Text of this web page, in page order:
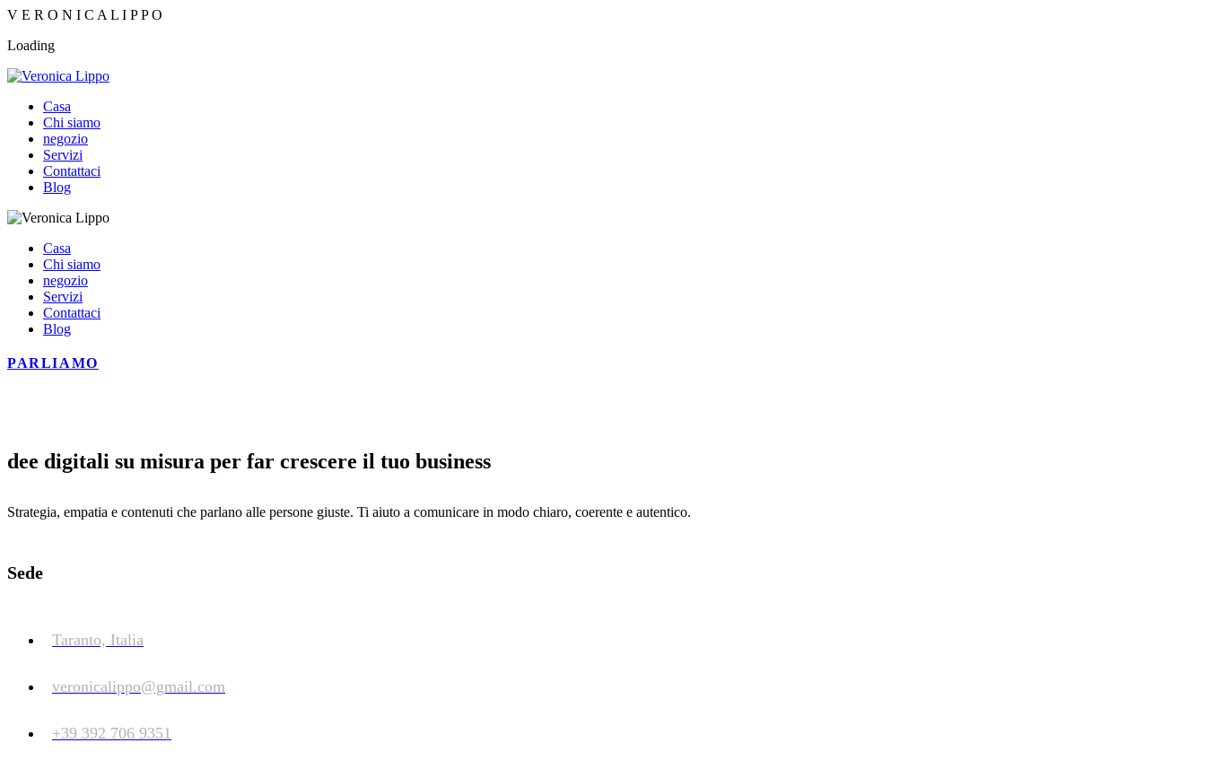
V E R O N I C A L I PPO
Loading
Casa
Chi siamo
negozio
Servizi
Contattaci
Blog
Casa
Chi siamo
negozio
Servizi
Contattaci
Blog
PARLIAMO
dee digitali su misura per far crescere il tuo business
Strategia, empatia e contenuti che parlano alle persone giuste. Ti aiuto a comunicare in modo chiaro, coerente e autentico.
Sede
Taranto, Italia
veronicalippo@gmail.com
+39 392 706 9351